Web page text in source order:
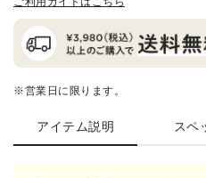
※営業日に限ります。
アイテム説明 スペ